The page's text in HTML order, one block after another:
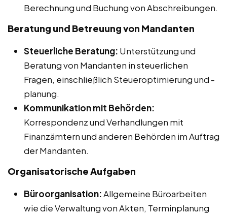
Berechnung und Buchung von Abschreibungen.
Beratung und Betreuung von Mandanten
Steuerliche Beratung: Unterstützung und
Beratung von Mandanten in steuerlichen
Fragen, einschließlich Steueroptimierung und -
planung.
Kommunikation mit Behörden:
Korrespondenz und Verhandlungen mit
Finanzämtern und anderen Behörden im Auftrag
der Mandanten.
Organisatorische Aufgaben
Büroorganisation:Allgemeine Büroarbeiten
wie die Verwaltung von Akten, Terminplanung